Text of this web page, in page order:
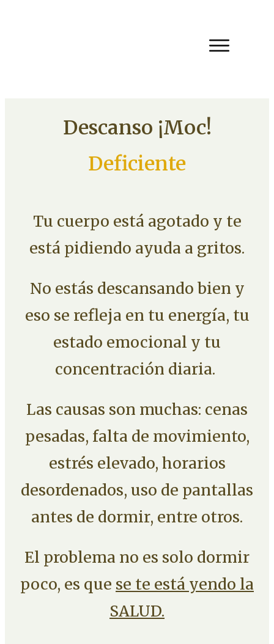
Descanso ¡Moc!
Deficiente
Tu cuerpo está agotado y te
está pidiendo ayuda a gritos.
No estás descansando bien y
eso se refleja en tu energía, tu
estado emocional y tu
concentración diaria.
Las causas son muchas: cenas
pesadas, falta de movimiento,
estrés elevado, horarios
desordenados, uso de pantallas
antes de dormir, entre otros.
El problema no es solo dormir
poco, es que se te está yendo la
SALUD.